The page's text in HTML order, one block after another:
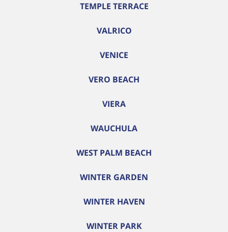
TEMPLE TERRACE
VALRICO
VENICE
VERO BEACH
VIERA
WAUCHULA
WEST PALM BEACH
WINTER GARDEN
WINTER HAVEN
WINTER PARK